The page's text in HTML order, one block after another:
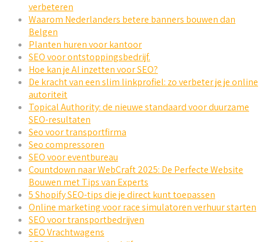
verbeteren
Waarom Nederlanders betere banners bouwen dan
Belgen
Planten huren voor kantoor
SEO voor ontstoppingsbedrijf.
Hoe kan je AI inzetten voor SEO?
De kracht van een slim linkprofiel: zo verbeter je je online
autoriteit
Topical Authority: de nieuwe standaard voor duurzame
SEO-resultaten
Seo voor transportfirma
Seo compressoren
SEO voor eventbureau
Countdown naar WebCraft 2025: De Perfecte Website
Bouwen met Tips van Experts
5 Shopify SEO-tips die je direct kunt toepassen
Online marketing voor race simulatoren verhuur starten
SEO voor transportbedrijven
SEO Vrachtwagens